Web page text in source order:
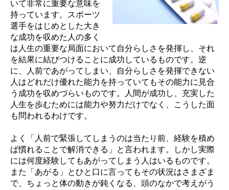
いて非常に重要な意味を
持っています。スポーツ
選手をはじめとした大き
な成功を収めた人の多く
は人生の重要な局面において自分らしさを発揮し、それ
を結果に結びつけることに成功しているものです。逆
に、人前であがってしまい、自分らしさを発揮できない
人はどれだけ優れた能力を持っていてもその能力に見合
う成功を収めづらいものです。人間が成功し、充実した
人生を歩むためには能力や努力だけでなく、こうした面
も問われるわけです。
よく「人前で緊張してしまうのは当たり前、経験を積め
ば慣れることで解消できる」と言われます。しかし実際
には何度経験してもあがってしまう人はいるものです。
また「あがる」とひと口に言ってもその状況はさまざま
で、ちょっと体の動きが鈍くなる、頭のなかで考えがう